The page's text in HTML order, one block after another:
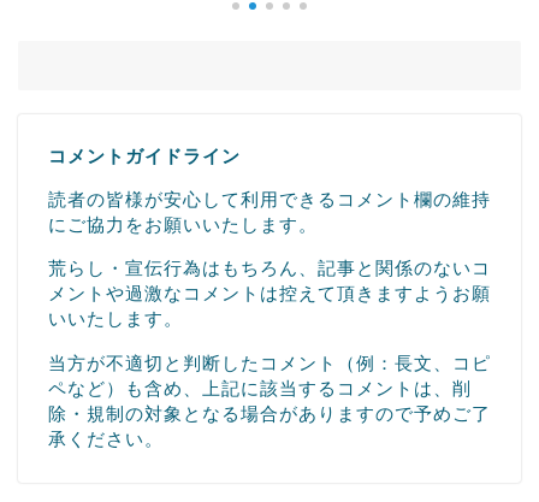
コメントガイドライン
読者の皆様が安心して利用できるコメント欄の維持
にご協力をお願いいたします。
荒らし・宣伝行為はもちろん、記事と関係のないコ
メントや過激なコメントは控えて頂きますようお願
いいたします。
当方が不適切と判断したコメント（例：長文、コピ
ペなど）も含め、上記に該当するコメントは、削
除・規制の対象となる場合がありますので予めご了
承ください。